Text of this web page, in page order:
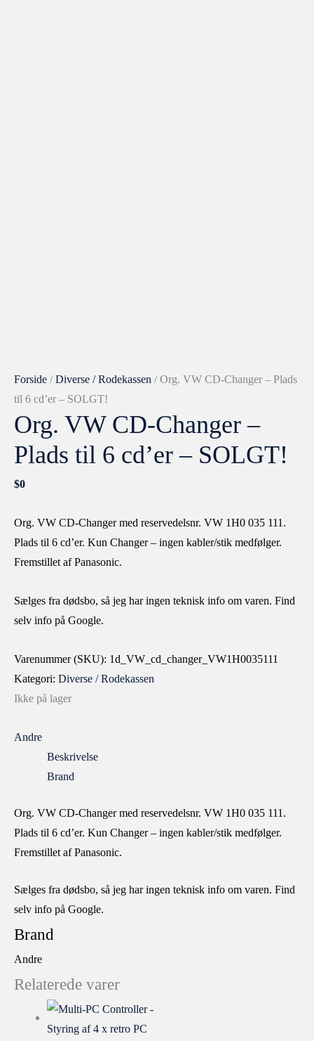
Forside /Diverse / Rodekassen / Org. VW CD-Changer – Plads
til 6 cd’er – SOLGT!
Org. VW CD-Changer –
Plads til 6 cd’er – SOLGT!
$0
Org. VW CD-Changer med reservedelsnr. VW 1H0 035 111.
Plads til 6 cd’er. Kun Changer – ingen kabler/stik medfølger.
Fremstillet af Panasonic.
Sælges fra dødsbo, så jeg har ingen teknisk info om varen. Find
selv info på Google.
Varenummer (SKU): 1d_VW_cd_changer_VW1H0035111
Kategori: Diverse / Rodekassen
Ikke på lager
Andre
Beskrivelse
Brand
Org. VW CD-Changer med reservedelsnr. VW 1H0 035 111.
Plads til 6 cd’er. Kun Changer – ingen kabler/stik medfølger.
Fremstillet af Panasonic.
Sælges fra dødsbo, så jeg har ingen teknisk info om varen. Find
selv info på Google.
Brand
Andre
Relaterede varer